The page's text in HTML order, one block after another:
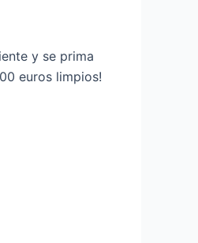
y se prima
euros limpios!